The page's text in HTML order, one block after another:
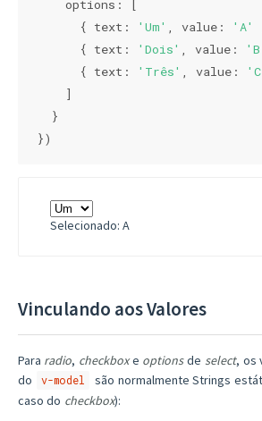
options : [
      {
text : 'Um' , value: 'A'
      {
text : 'Dois' , value:
      {
text : 'Três' , value:
    ]
  }
})
Selecionado: A
Vinculando aos Valores
Para radio, checkboxe optionsde select, os
do
v-model
são normalmente Strings
caso do checkbox):